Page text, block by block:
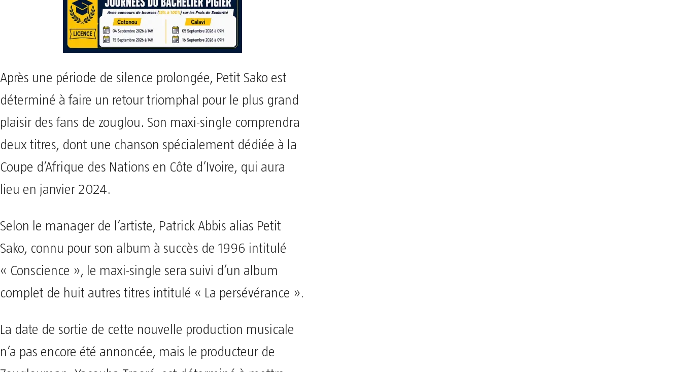
Après une période de silence prolongée, Petit Sako est
déterminé à faire un retour triomphal pour le plus grand
plaisir des fans de zouglou. Son maxi-single comprendra
deux titres, dont une chanson spécialement dédiée à la
Coupe d’Afrique des Nations en Côte d’Ivoire, qui aura
lieu en janvier 2024.
Selon le manager de l’artiste, Patrick Abbis alias Petit
Sako, connu pour son album à succès de 1996 intitulé
« Conscience », le maxi-single sera suivi d’un album
complet de huit autres titres intitulé « La persévérance ».
La date de sortie de cette nouvelle production musicale
n’a pas encore été annoncée, mais le producteur de